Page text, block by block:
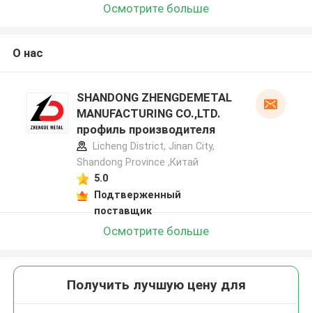
Осмотрите больше
О нас
SHANDONG ZHENGDEMETAL
MANUFACTURING CO.,LTD.
профиль производителя
Licheng District, Jinan City,
Shandong Province ,Китай
5.0
Подтверженный
поставщик
Осмотрите больше
Получить лучшую цену для